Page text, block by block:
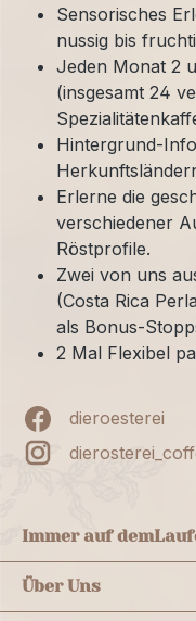
Sensorisches
nussig bis
Jeden Monat 2
(insgesamt 24
Hintergrund-
Erlerne die
verschiedener
Röstprofile.
Zwei von uns
(Costa Rica
als Bonus-
2 Mal Flexibel
dieroesterei
Immer auf dem
Über Uns